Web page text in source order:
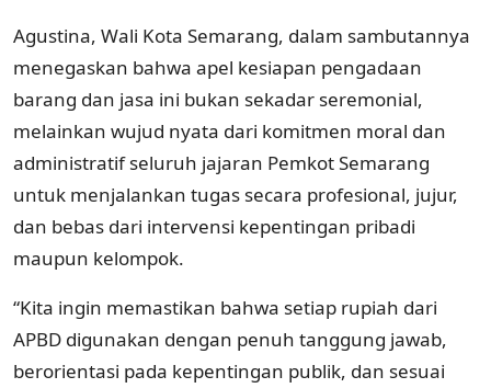
Agustina, Wali Kota Semarang, dalam sambutannya
menegaskan bahwa apel kesiapan pengadaan
barang dan jasa ini bukan sekadar seremonial,
melainkan wujud nyata dari komitmen moral dan
administratif seluruh jajaran Pemkot Semarang
untuk menjalankan tugas secara profesional, jujur,
dan bebas dari intervensi kepentingan pribadi
maupun kelompok.
“Kita ingin memastikan bahwa setiap rupiah dari
APBD digunakan dengan penuh tanggung jawab,
berorientasi pada kepentingan publik, dan sesuai